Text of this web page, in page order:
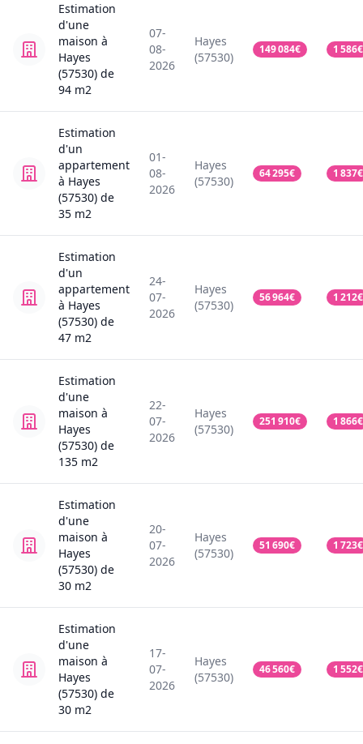
Estimation
d'une
maison à
Hayes
(57530) de
94 m2
07-
08-
2026
Hayes
(57530)
149 084€ 1 586€
Estimation
d'un
appartement
à Hayes
(57530) de
35 m2
01-
08-
2026
Hayes
(57530)
64 295€ 1 837€
Estimation
d'un
appartement
à Hayes
(57530) de
47 m2
24-
07-
2026
Hayes
(57530)
56 964€ 1 212€
Estimation
d'une
maison à
Hayes
(57530) de
135 m2
22-
07-
2026
Hayes
(57530)
251 910€ 1 866€
Estimation
d'une
maison à
Hayes
(57530) de
30 m2
20-
07-
2026
Hayes
(57530)
51 690€ 1 723€
Estimation
d'une
maison à
Hayes
(57530) de
30 m2
17-
07-
2026
Hayes
(57530)
46 560€ 1 552€